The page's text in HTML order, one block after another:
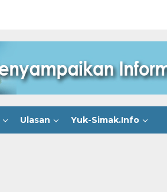
Ulasan Yuk-Simak.Info